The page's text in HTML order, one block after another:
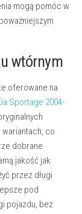
mogą pomóc w
wtórnym
oferowane na
Sportage 2004-
co
dobrane
jakość jak
przez długi
pod
pojazdu, bez